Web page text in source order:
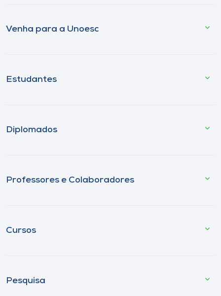
Venha para a Unoesc
Estudantes
Diplomados
Professores e Colaboradores
Cursos
Pesquisa